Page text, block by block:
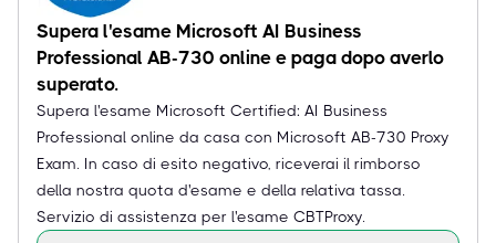
Supera l'esame Microsoft AI Business
Professional AB-730 online e paga dopo averlo
superato.
Supera l'esame Microsoft Certified: AI Business
Professional online da casa con Microsoft AB-730 Proxy
Exam. In caso di esito negativo, riceverai il rimborso
della nostra quota d'esame e della relativa tassa.
Servizio di assistenza per l'esame CBTProxy.